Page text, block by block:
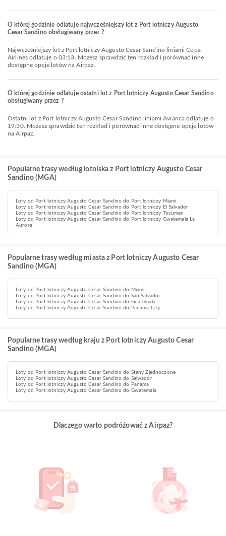
O której godzinie odlatuje najwcześniejszy lot z Port lotniczy Augusto
Cesar Sandino obsługiwany przez ?
Najwcześniejszy lot z Port lotniczy Augusto Cesar Sandino liniami Copa
Airlines odlatuje o 03:13. Możesz sprawdzić ten rozkład i porównać inne
dostępne opcje lotów na Airpaz.
O której godzinie odlatuje ostatni lot z Port lotniczy Augusto Cesar Sandino
obsługiwany przez ?
Ostatni lot z Port lotniczy Augusto Cesar Sandino liniami Avianca odlatuje o
19:30. Możesz sprawdzić ten rozkład i porównać inne dostępne opcje lotów
na Airpaz.
Popularne trasy według lotniska z Port lotniczy Augusto Cesar
Sandino (MGA)
Loty od Port lotniczy Augusto Cesar Sandino do Port lotniczy Miami
Loty od Port lotniczy Augusto Cesar Sandino do Port lotniczy El Salvador
Loty od Port lotniczy Augusto Cesar Sandino do Port lotniczy Tocumen
Loty od Port lotniczy Augusto Cesar Sandino do Port lotniczy Gwatemala La
Aurora
Popularne trasy według miasta z Port lotniczy Augusto Cesar
Sandino (MGA)
Loty od Port lotniczy Augusto Cesar Sandino do Miami
Loty od Port lotniczy Augusto Cesar Sandino do San Salvador
Loty od Port lotniczy Augusto Cesar Sandino do Guatemala
Loty od Port lotniczy Augusto Cesar Sandino do Panama City
Popularne trasy według kraju z Port lotniczy Augusto Cesar
Sandino (MGA)
Loty od Port lotniczy Augusto Cesar Sandino do Stany Zjednoczone
Loty od Port lotniczy Augusto Cesar Sandino do Salwador
Loty od Port lotniczy Augusto Cesar Sandino do Panama
Loty od Port lotniczy Augusto Cesar Sandino do Gwatemala
Dlaczego warto podróżować z Airpaz?